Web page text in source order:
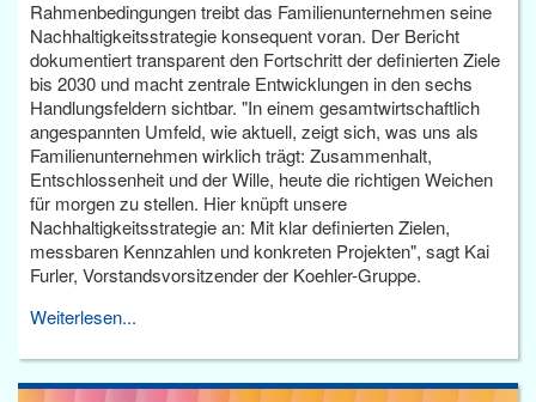
Rahmenbedingungen treibt das Familienunternehmen seine
Nachhaltigkeitsstrategie konsequent voran. Der Bericht
dokumentiert transparent den Fortschritt der definierten Ziele
bis 2030 und macht zentrale Entwicklungen in den sechs
Handlungsfeldern sichtbar. "In einem gesamtwirtschaftlich
angespannten Umfeld, wie aktuell, zeigt sich, was uns als
Familienunternehmen wirklich trägt: Zusammenhalt,
Entschlossenheit und der Wille, heute die richtigen Weichen
für morgen zu stellen. Hier knüpft unsere
Nachhaltigkeitsstrategie an: Mit klar definierten Zielen,
messbaren Kennzahlen und konkreten Projekten", sagt Kai
Furler, Vorstandsvorsitzender der Koehler-Gruppe.
Weiterlesen...